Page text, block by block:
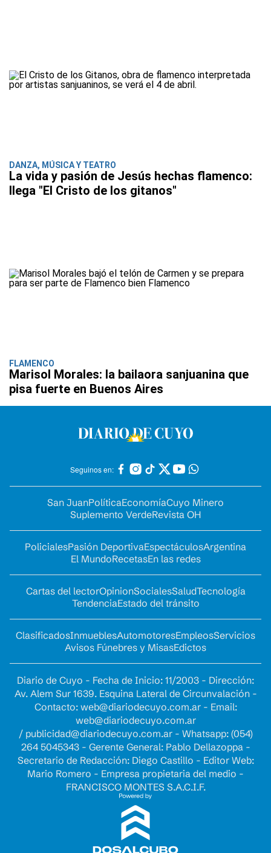
DANZA, MÚSICA Y TEATRO
La vida y pasión de Jesús hechas flamenco:
llega "El Cristo de los gitanos"
FLAMENCO
Marisol Morales: la bailaora sanjuanina que
pisa fuerte en Buenos Aires
Seguinos en:
San JuanPolíticaEconomíaCuyo Minero
Suplemento VerdeRevista OH
PolicialesPasión DeportivaEspectáculosArgentina
El MundoRecetasEn las redes
Cartas del lectorOpinionSocialesSaludTecnología
TendenciaEstado del tránsito
ClasificadosInmueblesAutomotoresEmpleosServicios
Avisos Fúnebres y MisasEdictos
Diario de Cuyo - Fecha de Inicio: 11/2003 - Dirección:
Av. Alem Sur 1639. Esquina Lateral de Circunvalación -
Contacto: web@diariodecuyo.com.ar- Email:
web@diariodecuyo.com.ar
/ publicidad@diariodecuyo.com.ar- Whatsapp: (054)
264 5045343 - Gerente General: Pablo Dellazoppa -
Secretario de Redacción: Diego Castillo - Editor Web:
Mario Romero - Empresa propietaria del medio -
FRANCISCO MONTES S.A.C.I.F.